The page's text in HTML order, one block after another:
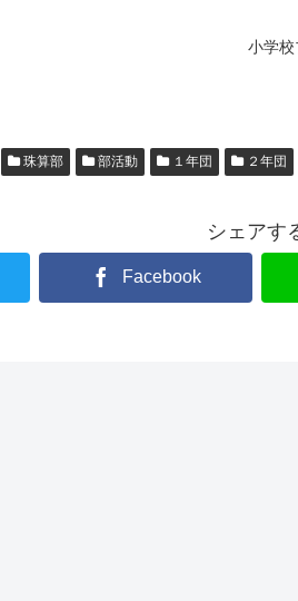
小学
珠算部 部活動 １年団 ２年団
シェアす
Facebook